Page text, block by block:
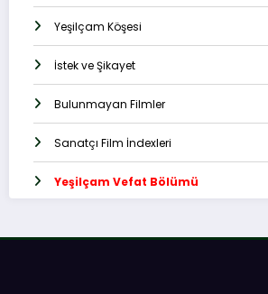
Yeşilçam Köşesi
İstek ve Şikayet
Bulunmayan Filmler
Sanatçı Film İndexleri
Yeşilçam Vefat Bölümü